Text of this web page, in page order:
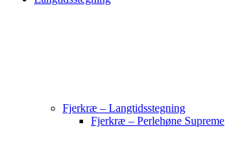
Fjerkræ – Langtidsstegning
Fjerkræ – Perlehøne Supreme